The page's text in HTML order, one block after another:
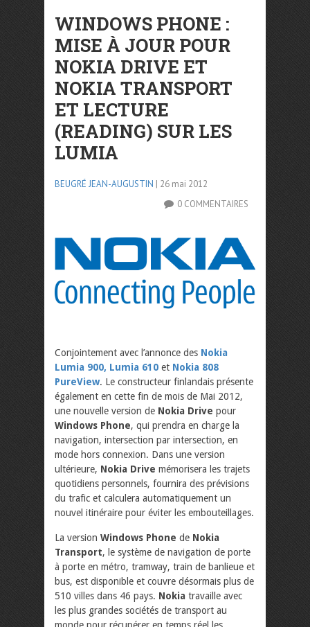
WINDOWS PHONE :
MISE À JOUR POUR
NOKIA DRIVE ET
NOKIA TRANSPORT
ET LECTURE
(READING) SUR LES
LUMIA
BEUGRÉ JEAN-AUGUSTIN | 26 mai 2012
0 COMMENTAIRES
Conjointement avec l’annonce des Nokia
Lumia 900, Lumia 610 et Nokia 808
PureView. Le constructeur finlandais présente
également en cette fin de mois de Mai 2012,
une nouvelle version de Nokia Drive pour
Windows Phone, qui prendra en charge la
navigation, intersection par intersection, en
mode hors connexion. Dans une version
ultérieure, Nokia Drive mémorisera les trajets
quotidiens personnels, fournira des prévisions
du trafic et calculera automatiquement un
nouvel itinéraire pour éviter les embouteillages.
La version Windows Phone de Nokia
Transport, le système de navigation de porte
à porte en métro, tramway, train de banlieue et
bus, est disponible et couvre désormais plus de
510 villes dans 46 pays. Nokia travaille avec
les plus grandes sociétés de transport au
monde pour récupérer en temps réel les